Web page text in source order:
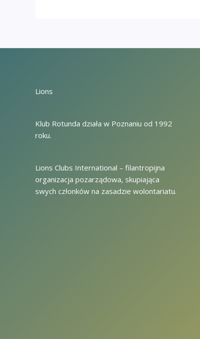
Lions
Klub Rotunda działa w Poznaniu od 1992
roku.
Lions Clubs International – filantropijna
organizacja pozarządowa, skupiająca
swych członków na zasadzie wolontariatu.